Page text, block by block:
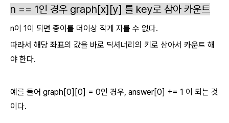
n == 1인 경우 graph[x][y] 를 key로 삼아 카운트
n이 1이 되면 종이를 더이상 작게 자를 수 없다.
따라서 해당 좌표의 값을 바로 딕셔너리의 키로 삼아서 카운트 해
야 한다.
예를 들어 graph[0][0] = 0인 경우, answer[0] += 1 이 되는 것
이다.